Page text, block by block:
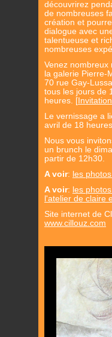
découvrirez
de nombreuses
création et
dialogue avec
talentueuse et
nombreuses
Venez nombreux
la galerie Pierre-
70 rue Gay-
tous les jours de
heures. [ Invitation
Le vernissage a
avril de 18
Nous vous
un brunch le
partir de 12h30.
A voir: les
A voir: les
l'atelier de claire
Site internet de
www.cillouz.com